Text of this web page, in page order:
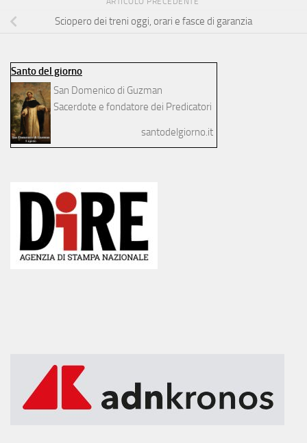
Sciopero dei treni oggi, orari e fasce di garanzia
Santo del giorno
San Domenico di Guzman
Sacerdote e fondatore dei Predicatori
santodelgiorno.it